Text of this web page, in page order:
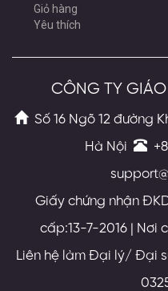
Giỏ hàng
Yêu thích
CÔNG TY
Số 16 Ngõ 12 đường
Hà Nội
Giấy chứng nhận
cấp:13-7-2016 | Nơi
Liên hệ làm Đại lý/ Đại